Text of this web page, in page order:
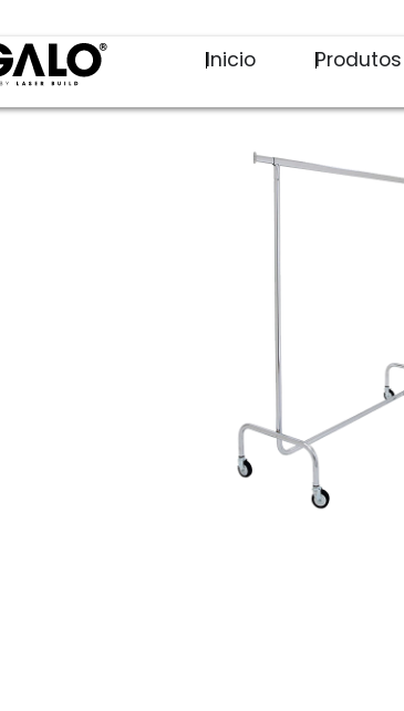
Inicio Produtos